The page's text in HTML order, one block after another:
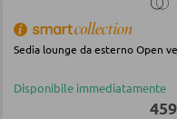
Tavolini da
Toeletta da
Disponibile immediatamente
459